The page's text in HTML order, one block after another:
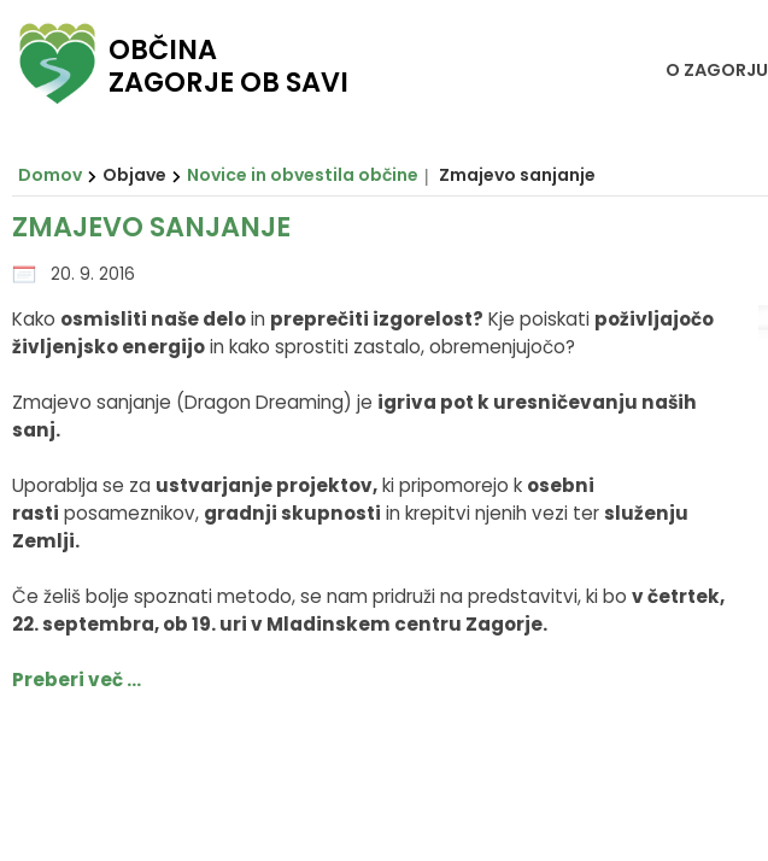
OBČINA
ZAGORJE OB SAVI
O ZAGORJU
Domov Objave Novice in obvestila občine Zmajevo sanjanje
ZMAJEVO SANJANJE
20. 9. 2016
Kako osmisliti naše deloin preprečiti izgorelost? Kje poiskati poživljajočo
življenjsko energijoin kako sprostiti zastalo, obremenjujočo?
Zmajevo sanjanje (Dragon Dreaming) je igriva pot k uresničevanju naših
sanj.
Uporablja se za ustvarjanje projektov,ki pripomorejo k osebni
rasti posameznikov, gradnji skupnosti in krepitvi njenih vezi tersluženju
Zemlji.
Če želiš bolje spoznati metodo, se nam pridruži na predstavitvi, ki bo v četrtek,
22. septembra, ob 19. uri v Mladinskem centru Zagorje.
Preberi več ...
O ZAGORJU
Zagorje nekoč
Zagorje danes
Občinski praznik
Občinski nagrajenci
Pobratene občine
Podžupan
Občinski svet
Nadzorni odbor
Občinska uprava
Civilna zaščita
Medobčinski inšpektorat in redarstvo
Občinski svet
Seje občinskega sveta
Posnetki sej
Delovna telesa
OBJAVE
Razpisi in objave
Predpisi občine
Proračuni občine
Prostorski akti občine
Lokalni utrip
Zapore cest
Okoljski podatki
LOKALNO
Društva in združenja
Pomembni kontakti
Slovo naših občanov
E-OBČINA
Predlogi in pobude
E-obveščanje
Za pričetek iskanja kliknite na puščico >